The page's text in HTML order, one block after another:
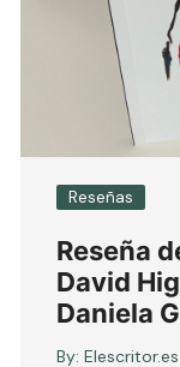
Reseñas
Reseña
David
Daniela
By: Elescritor.es